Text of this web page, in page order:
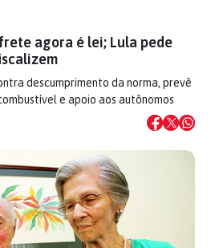
agora é lei; Lula pede
descumprimento da norma, prevê
e apoio aos autônomos